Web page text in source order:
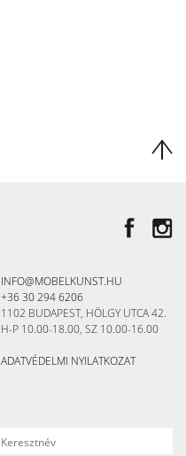
INFO@MOBELKUNST.HU
+36 30 294 6206
1102 BUDAPEST, HÖLGY UTCA 42.
H-P 10.00-18.00, SZ 10.00-16.00
ADATVÉDELMI NYILATKOZAT